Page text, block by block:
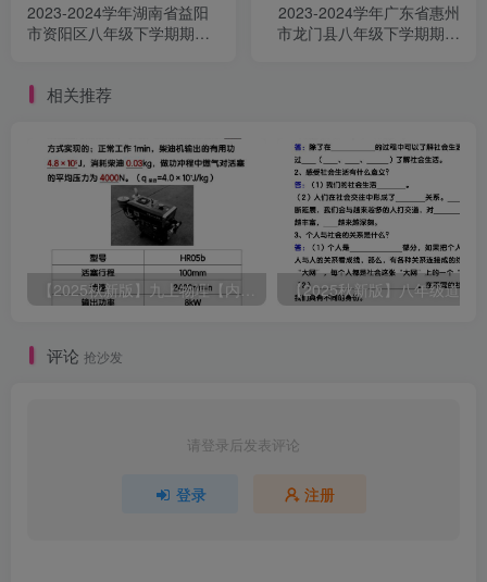
2023-2024学年湖南省益阳
市资阳区八年级下学期期末
2023-2024学年广东省惠州
市龙门县八年级下学期期中
相关推荐
【2025秋新版】九上物理【内能】必刷易错题
评论 抢沙发
请登录后发表评论
登录 注册